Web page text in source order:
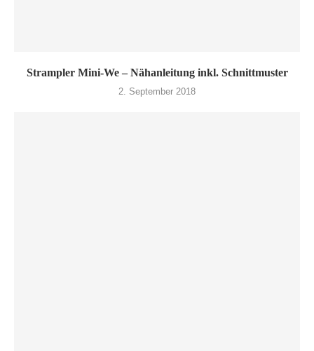
Strampler Mini-We – Nähanleitung inkl. Schnittmuster
2. September 2018